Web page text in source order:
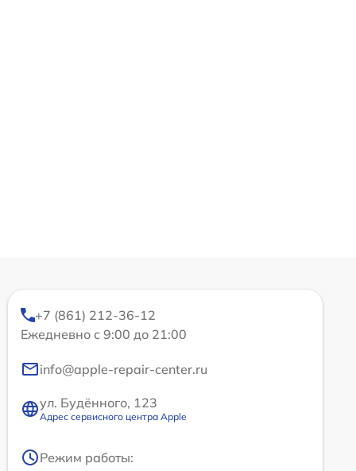
+7 (861) 212-36-12
Ежедневно с 9:00 до 21:00
info@apple-repair-center.ru
ул. Будённого, 123
Адрес сервисного центра Apple
Режим работы: